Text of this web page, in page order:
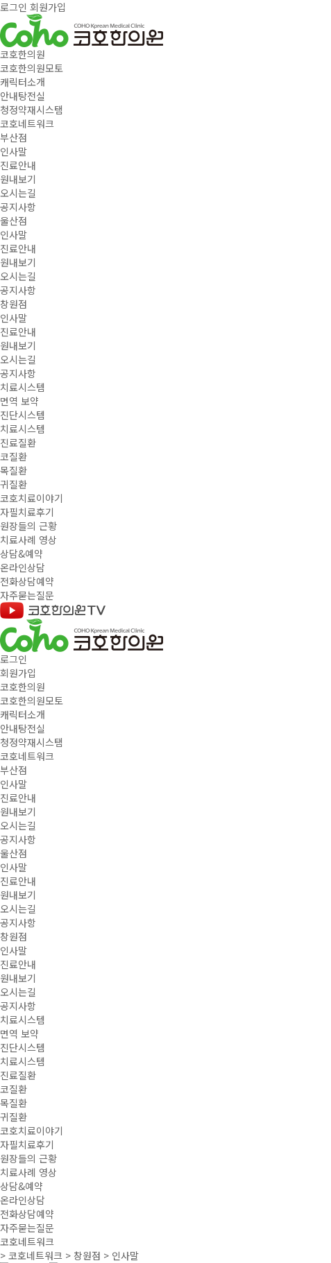
로그인 회원가입
코호한의원
코호한의원모토
캐릭터소개
안내탕전실
청정약재시스탬
코호네트워크
부산점
인사말
진료안내
원내보기
오시는길
공지사항
울산점
인사말
진료안내
원내보기
오시는길
공지사항
창원점
인사말
진료안내
원내보기
오시는길
공지사항
치료시스템
면역 보약
진단시스템
치료시스템
진료질환
코질환
목질환
귀질환
코호치료이야기
자필치료후기
원장들의 근황
치료사례 영상
상담&예약
온라인상담
전화상담예약
자주묻는질문
로그인
회원가입
코호한의원
코호한의원모토
캐릭터소개
안내탕전실
청정약재시스탬
코호네트워크
부산점
인사말
진료안내
원내보기
오시는길
공지사항
울산점
인사말
진료안내
원내보기
오시는길
공지사항
창원점
인사말
진료안내
원내보기
오시는길
공지사항
치료시스템
면역 보약
진단시스템
치료시스템
진료질환
코질환
목질환
귀질환
코호치료이야기
자필치료후기
원장들의 근황
치료사례 영상
상담&예약
온라인상담
전화상담예약
자주묻는질문
코호네트워크
> 코호네트워크 > 창원점 > 인사말